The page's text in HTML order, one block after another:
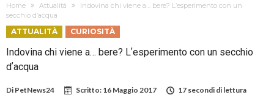
Home Attualità
Indovina chi viene a… bere? Lʼesperimento con un
secchio dʼacqua
ATTUALITÀ CURIOSITÀ
Indovina chi viene a… bere? Lʼesperimento con un secchio
dʼacqua
Di PetNews24 Scritto: 16 Maggio 2017 17 secondi di lettura